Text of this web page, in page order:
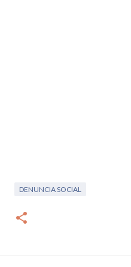
DENUNCIA SOCIAL